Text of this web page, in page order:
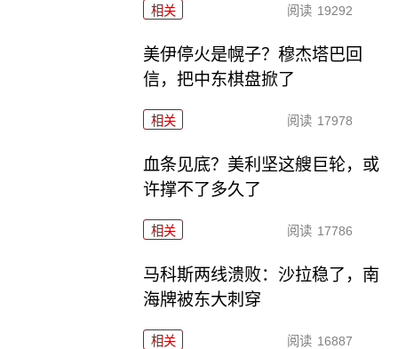
相关 阅读 19292
美伊停火是幌子？穆杰塔巴回
信，把中东棋盘掀了
相关 阅读 17978
血条见底？美利坚这艘巨轮，或
许撑不了多久了
相关 阅读 17786
马科斯两线溃败：沙拉稳了，南
海牌被东大刺穿
相关 阅读 16887